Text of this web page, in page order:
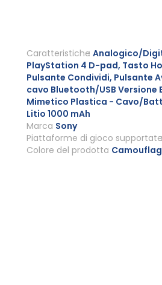
Marca Sony
Caratteristiche Analogico/
PlayStation 4 D-pad, Tasto
Pulsante Condividi, Pulsante
cavo Bluetooth/USB Versione
Mimetico Plastica - Cavo/
Litio 1000 mAh
Piattaforme di gioco supportate
Colore del prodotto